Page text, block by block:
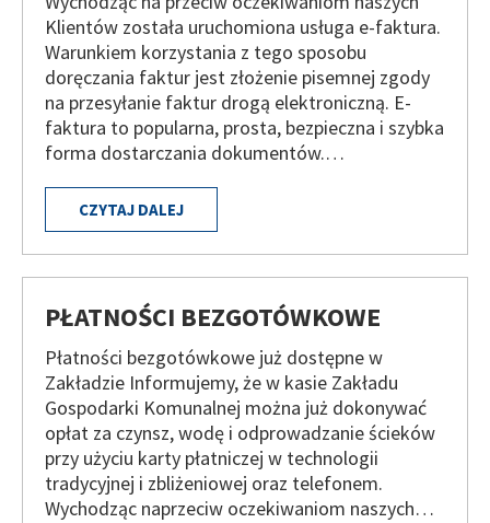
Klientów została uruchomiona usługa e-faktura.
Warunkiem korzystania z tego sposobu
doręczania faktur jest złożenie pisemnej zgody
na przesyłanie faktur drogą elektroniczną. E-
faktura to popularna, prosta, bezpieczna i szybka
forma dostarczania dokumentów.…
CZYTAJ DALEJ
PŁATNOŚCI BEZGOTÓWKOWE
Płatności bezgotówkowe już dostępne w
Zakładzie Informujemy, że w kasie Zakładu
Gospodarki Komunalnej można już dokonywać
opłat za czynsz, wodę i odprowadzanie ścieków
przy użyciu karty płatniczej w technologii
tradycyjnej i zbliżeniowej oraz telefonem.
Wychodząc naprzeciw oczekiwaniom naszych…